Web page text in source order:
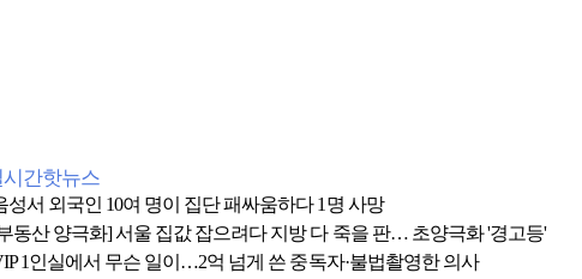
시간핫뉴스
성서 외국인 10여 명이 집단 패싸움하다 1명 사망
동산 양극화] 서울 집값 잡으려다 지방 다 죽을 판… 초양극화 '경고등'
1인실에서 무슨 일이…2억 넘게 쓴 중독자·불법촬영한 의사